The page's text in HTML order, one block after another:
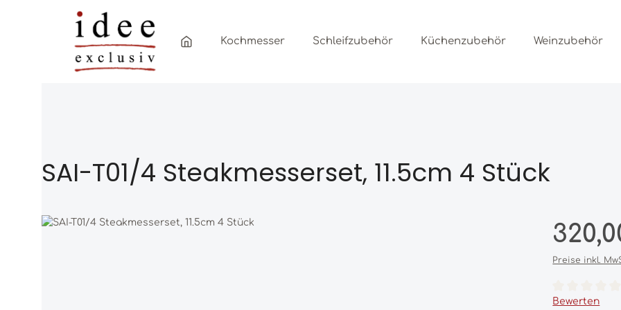
Zum Hauptinhalt springen
Zur Hauptnavigation springen
Kochmesser Schleifzubehör Küchenzubehör Weinzubehör
SAI-T01/4 Steakmesserset, 11.5cm 4 Stück
Bildergalerie überspringen Regulärer
Preise inkl.
Bewerten